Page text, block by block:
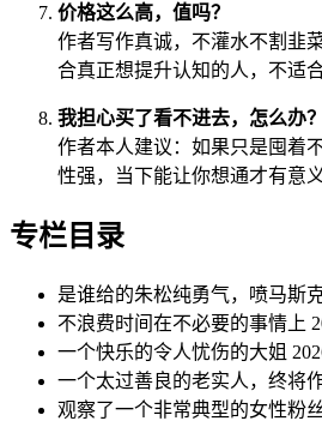
价格这么高，值吗？
作者写作真诚，不灌水不割韭
合真正想提升认知的人，不适
我担心买了看不进去，怎么办？
作者本人建议：如果只是囤着
性强，当下能让你想通才有意
专栏目录
是谁给的朱松纯勇气，喷马斯
不浪费时间在不必要的事情上
一个快乐的令人忧伤的大姐
一个太过善良的老实人，终将
观察了一个非常典型的女性粉